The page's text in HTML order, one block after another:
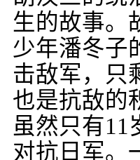
生的故事。
少年潘冬子
击敌军，只
也是抗敌的
虽然只有11
对抗日军。